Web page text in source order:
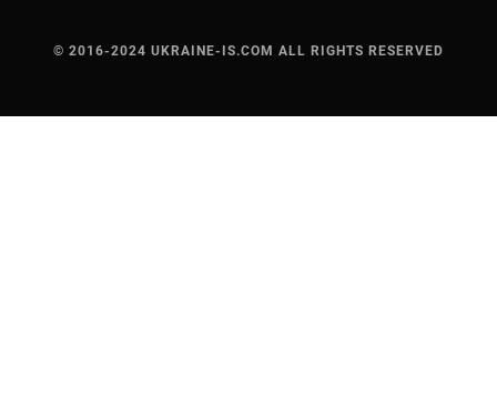
© 2016-2024 UKRAINE-IS.COM ALL RIGHTS RESERVED